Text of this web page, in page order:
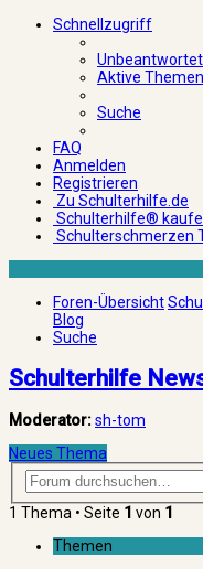
Schnellzugriff
Aktive Themen
Suche
FAQ
Anmelden
Registrieren
Zu Schulterhilfe.de
Schulterhilfe®
Schulterschmerzen
Foren-Übersicht
Blog
Suche
Schulterhilfe
Moderator:sh-tom
Neues Thema
1 Thema • Seite 1 von 1
Themen